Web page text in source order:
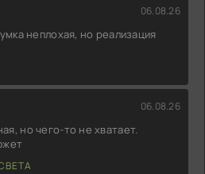
06.08.26
неплохая, но реализация
06.08.26
но чего-то не хватает.